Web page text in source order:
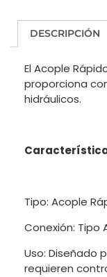
DESCRIPCIÓN
El Acople
proporciona
hidráulicos.
Tipo: Acople
Conexión: Tipo
Uso: Diseñado
requieren